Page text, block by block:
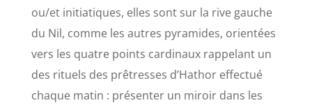
ou/et initiatiques, elles sont sur la rive gauche
du Nil, comme les autres pyramides, orientées
vers les quatre points cardinaux rappelant un
des rituels des prêtresses d’Hathor effectué
chaque matin : présenter un miroir dans les